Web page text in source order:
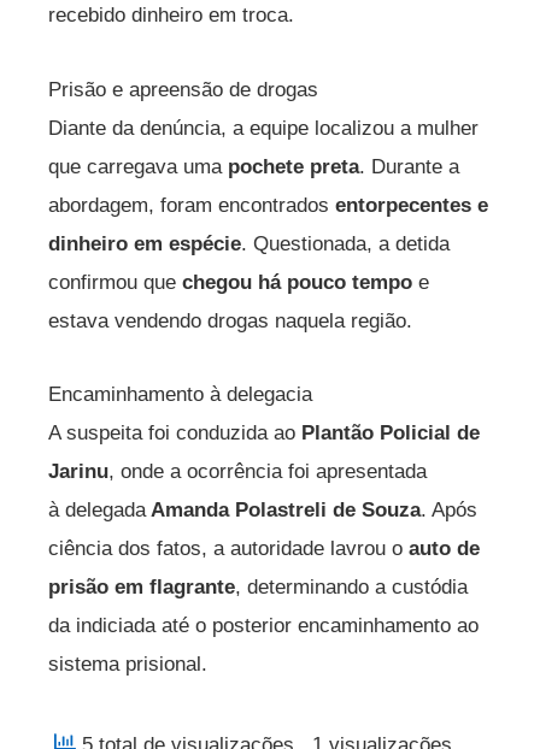
recebido dinheiro em troca.
Prisão e apreensão de drogas
Diante da denúncia, a equipe localizou a mulher
que carregava uma pochete preta. Durante a
abordagem, foram encontrados entorpecentes e
dinheiro em espécie. Questionada, a detida
confirmou que chegou há pouco tempo e
estava vendendo drogas naquela região.
Encaminhamento à delegacia
A suspeita foi conduzida ao Plantão Policial de
Jarinu, onde a ocorrência foi apresentada
à delegadaAmanda Polastreli de Souza. Após
ciência dos fatos, a autoridade lavrou o auto de
prisão em flagrante, determinando a custódia
da indiciada até o posterior encaminhamento ao
sistema prisional.